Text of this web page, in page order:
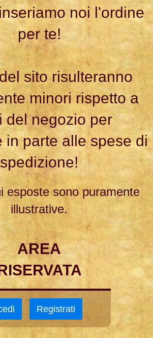
noi l'ordine
per te!
sito risulteranno
minori rispetto a
del negozio per
in parte alle spese di
spedizione!
esposte sono puramente
illustrative.
AREA
Registrati